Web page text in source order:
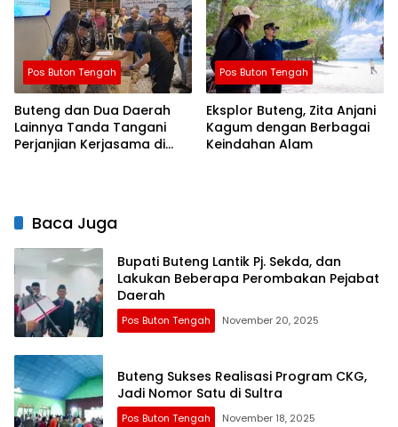
Pos Buton Tengah
Buteng dan Dua Daerah
Lainnya Tanda Tangani
Perjanjian Kerjasama di
Pos Buton Tengah
Eksplor Buteng, Zita Anjani
Kagum dengan Berbagai
Keindahan Alam
Baca Juga
Bupati Buteng Lantik Pj. Sekda, dan
Lakukan Beberapa Perombakan Pejabat
Daerah
Pos Buton Tengah November 20, 2025
Buteng Sukses Realisasi Program CKG,
Jadi Nomor Satu di Sultra
Pos Buton Tengah November 18, 2025